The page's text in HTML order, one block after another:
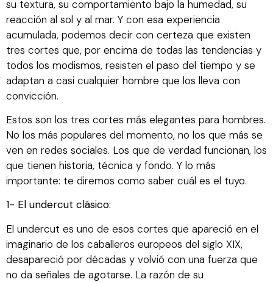
su textura, su comportamiento bajo la humedad, su
reacción al sol y al mar. Y con esa experiencia
acumulada, podemos decir con certeza que existen
tres cortes que, por encima de todas las tendencias y
todos los modismos, resisten el paso del tiempo y se
adaptan a casi cualquier hombre que los lleva con
convicción.
Estos son los tres cortes más elegantes para hombres.
No los más populares del momento, no los que más se
ven en redes sociales. Los que de verdad funcionan, los
que tienen historia, técnica y fondo. Y lo más
importante: te diremos como saber cuál es el tuyo.
1- El undercut clásico:
El undercut es uno de esos cortes que apareció en el
imaginario de los caballeros europeos del siglo XIX,
desapareció por décadas y volvió con una fuerza que
no da señales de agotarse. La razón de su